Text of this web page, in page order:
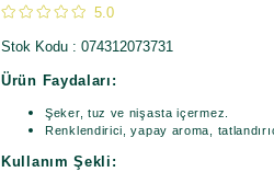
5.0
Stok Kodu 074312073731
Ürün Faydaları:
Şeker, tuz ve nişasta içermez.
Renklendirici, yapay aroma,
Kullanım Şekli: